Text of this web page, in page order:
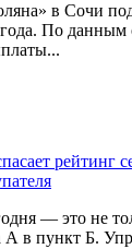
в Сочи
По данным
рейтинг
— это не
А в пункт Б.